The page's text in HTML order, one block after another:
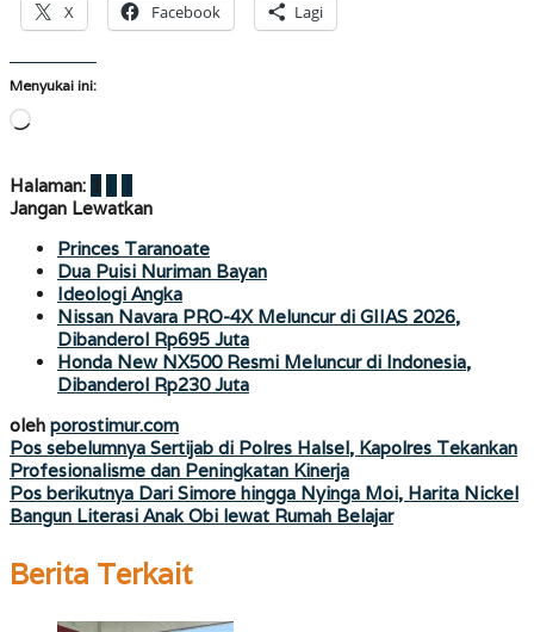
X Facebook Lagi
Menyukai ini:
Memuat...
Halaman: 1
Jangan Lewatkan
Princes Taranoate
Dua Puisi Nuriman Bayan
Ideologi Angka
Nissan Navara PRO-4X Meluncur di GIIAS 2026,
Dibanderol Rp695 Juta
Honda New NX500 Resmi Meluncur di Indonesia,
Dibanderol Rp230 Juta
oleh porostimur.com
Navigasi
pos
Pos sebelumnya Sertijab di Polres Halsel, Kapolres Tekankan
Profesionalisme dan Peningkatan Kinerja
Pos berikutnya Dari Simore hingga Nyinga Moi, Harita Nickel
Bangun Literasi Anak Obi lewat Rumah Belajar
Berita Terkait